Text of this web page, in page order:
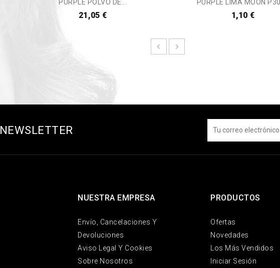
PURPLE POLVO DE...
21,05 €
PURPLE LIMA MOON
1,10 €
PRODUCTOS
Ofertas
Novedades
Los Más Vendidos
Iniciar Sesión
NUESTRA EMPRESA
Envío, Cancelaciones Y
Devoluciones
Aviso Legal Y Cookies
Sobre Nosotros